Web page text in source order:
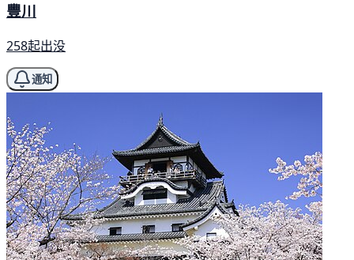
豐川
258起出没
通知